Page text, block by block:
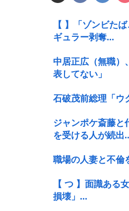
【 】「ゾンビた
ギュラー剥奪...
中居正広（無職）
表してない」
石破茂前総理「ウ
ジャンポケ斎藤
を受ける人が続出
職場の人妻と不倫
【 つ 】面識あ
損壊」...